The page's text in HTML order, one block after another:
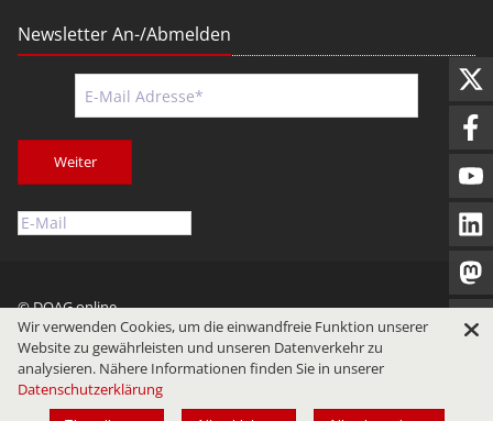
Newsletter An-/Abmelden
Weiter
© DOAG online
Impressum
Datenschutz Nutzungsbedingungen
Wir verwenden Cookies, um die einwandfreie Funktion unserer
Website zu gewährleisten und unseren Datenverkehr zu
analysieren. Nähere Informationen finden Sie in unserer
Datenschutzerklärung